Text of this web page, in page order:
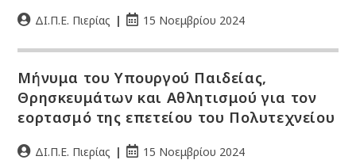
ΔΙ.Π.Ε. Πιερίας 15 Νοεμβρίου 2024
Μήνυμα του Υπουργού Παιδείας,
Θρησκευμάτων και Αθλητισμού για τον
εορτασμό της επετείου του Πολυτεχνείου
ΔΙ.Π.Ε. Πιερίας 15 Νοεμβρίου 2024